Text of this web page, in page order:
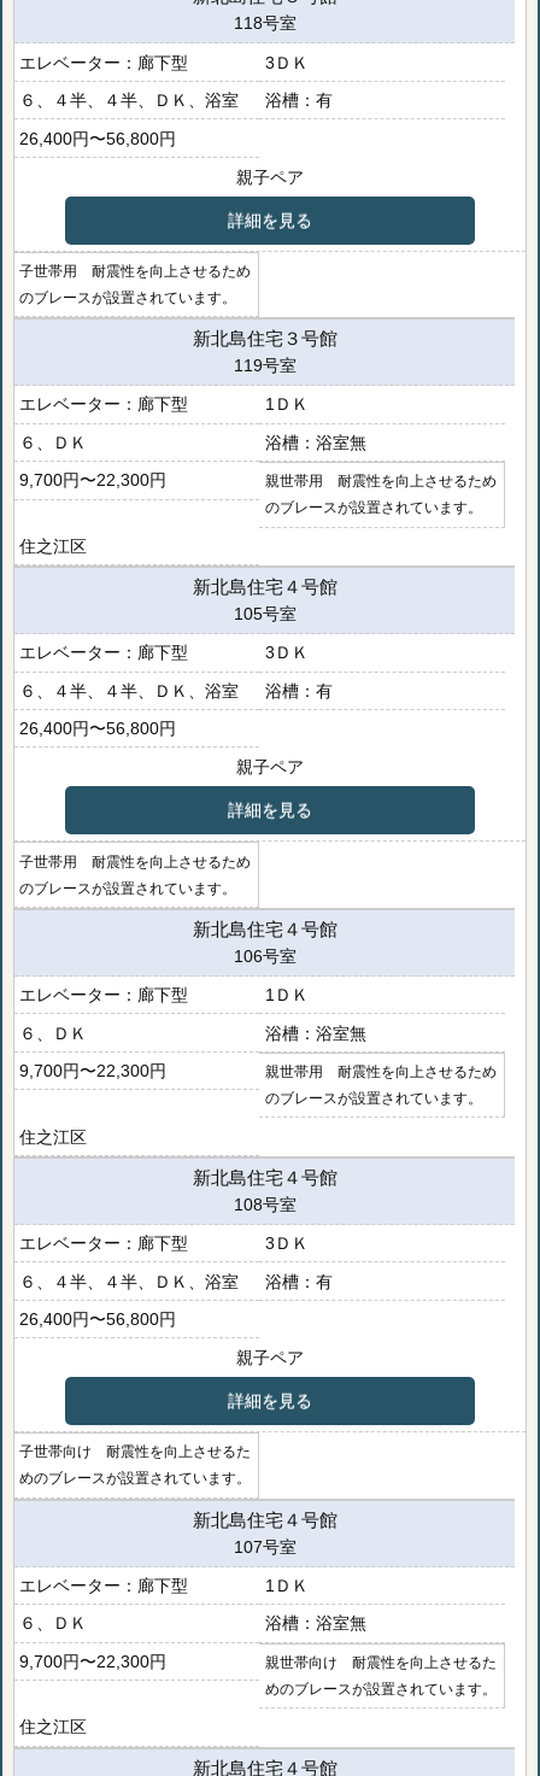
118号室
廊下型
3ＤＫ
６、４半、４半、ＤＫ、浴室
有
26,400円〜56,800円
親子ペア
詳細を見る
子世帯用 耐震性を向上させるため
のブレースが設置されています。
新北島住宅３号館
119号室
廊下型
1ＤＫ
６、ＤＫ
浴室無
9,700円〜22,300円
親世帯用 耐震性を向上させるため
のブレースが設置されています。
住之江区
新北島住宅４号館
105号室
廊下型
3ＤＫ
６、４半、４半、ＤＫ、浴室
有
26,400円〜56,800円
親子ペア
詳細を見る
子世帯用 耐震性を向上させるため
のブレースが設置されています。
新北島住宅４号館
106号室
廊下型
1ＤＫ
６、ＤＫ
浴室無
9,700円〜22,300円
親世帯用 耐震性を向上させるため
のブレースが設置されています。
住之江区
新北島住宅４号館
108号室
廊下型
3ＤＫ
６、４半、４半、ＤＫ、浴室
有
26,400円〜56,800円
親子ペア
詳細を見る
子世帯向け 耐震性を向上させるた
めのブレースが設置されています。
新北島住宅４号館
107号室
廊下型
1ＤＫ
６、ＤＫ
浴室無
9,700円〜22,300円
親世帯向け 耐震性を向上させるた
めのブレースが設置されています。
住之江区
新北島住宅４号館